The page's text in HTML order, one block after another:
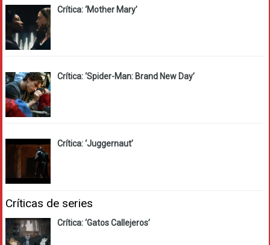
Crítica: ‘Mother Mary’
Crítica: ‘Spider-Man: Brand New Day’
Crítica: ‘Juggernaut’
Críticas de series
Crítica: ‘Gatos Callejeros’